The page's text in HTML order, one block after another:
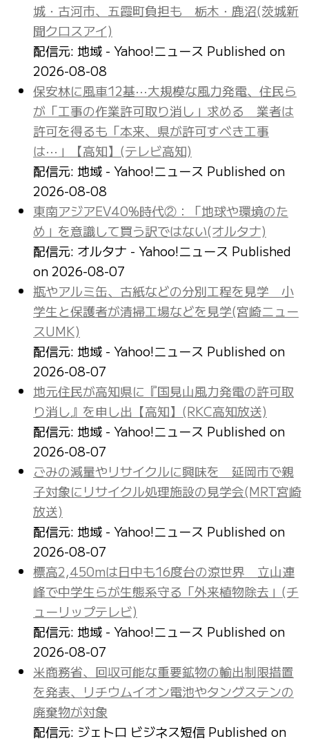
城・古河市、五霞町負担も 栃木・鹿沼(茨城新
聞クロスアイ)
配信元: 地域 - Yahoo!ニュース Published on
2026-08-08
保安林に風車12基⋯大規模な風力発電、住民ら
が「工事の作業許可取り消し」求める 業者は
許可を得るも「本来、県が許可すべき工事
は⋯」【高知】(テレビ高知)
配信元: 地域 - Yahoo!ニュース Published on
2026-08-08
東南アジアEV40%時代②：「地球や環境のた
め」を意識して買う訳ではない(オルタナ)
配信元: オルタナ - Yahoo!ニュース Published
on 2026-08-07
瓶やアルミ缶、古紙などの分別工程を見学 小
学生と保護者が清掃工場などを見学(宮崎ニュー
スUMK)
配信元: 地域 - Yahoo!ニュース Published on
2026-08-07
地元住民が高知県に『国見山風力発電の許可取
り消し』を申し出【高知】(RKC高知放送)
配信元: 地域 - Yahoo!ニュース Published on
2026-08-07
ごみの減量やリサイクルに興味を 延岡市で親
子対象にリサイクル処理施設の見学会(MRT宮崎
放送)
配信元: 地域 - Yahoo!ニュース Published on
2026-08-07
標高2,450mは日中も16度台の涼世界 立山連
峰で中学生らが生態系守る「外来植物除去」(チ
ューリップテレビ)
配信元: 地域 - Yahoo!ニュース Published on
2026-08-07
米商務省、回収可能な重要鉱物の輸出制限措置
を発表、リチウムイオン電池やタングステンの
廃棄物が対象
配信元: ジェトロ ビジネス短信 Published on